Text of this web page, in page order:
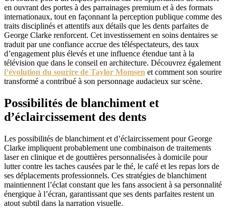
en ouvrant des portes à des parrainages premium et à des formats
internationaux, tout en façonnant la perception publique comme des
traits disciplinés et attentifs aux détails que les dents parfaites de
George Clarke renforcent. Cet investissement en soins dentaires se
traduit par une confiance accrue des téléspectateurs, des taux
d’engagement plus élevés et une influence étendue tant à la
télévision que dans le conseil en architecture. Découvrez également
l’évolution du sourire de Taylor Momsen et comment son sourire
transformé a contribué à son personnage audacieux sur scène.
Possibilités de blanchiment et
d’éclaircissement des dents
Les possibilités de blanchiment et d’éclaircissement pour George
Clarke impliquent probablement une combinaison de traitements
laser en clinique et de gouttières personnalisées à domicile pour
lutter contre les taches causées par le thé, le café et les repas lors de
ses déplacements professionnels. Ces stratégies de blanchiment
maintiennent l’éclat constant que les fans associent à sa personnalité
énergique à l’écran, garantissant que ses dents parfaites restent un
atout subtil dans la narration visuelle.